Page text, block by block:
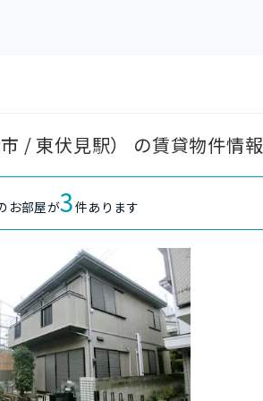
/ 東伏見駅） の賃貸物件情報
お部屋が3件あります